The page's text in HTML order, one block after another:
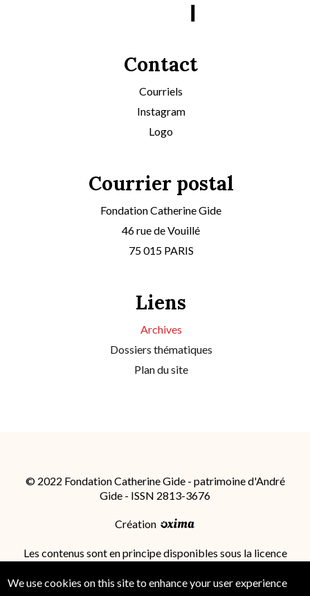
Contact
Courriels
Instagram
Logo
Courrier postal
Fondation Catherine Gide
46 rue de Vouillé
75 015 PARIS
Liens
Archives
Dossiers thématiques
Plan du site
© 2022 Fondation Catherine Gide - patrimoine d'André
Gide - ISSN 2813-3676
Création
Les contenus sont en principe disponibles sous la licence
International (CC BY-SA 4.0); des conditions
We use cookies on this site to enhance your user experience